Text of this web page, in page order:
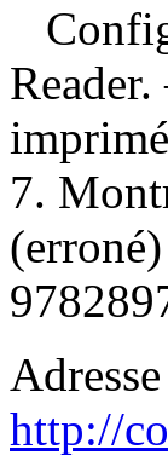
7.
http://